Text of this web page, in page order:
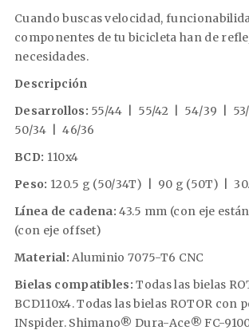
Cuando buscas velocidad,
componentes de tu bicicleta han de
necesidades.
Descripción
Desarrollos: 55/44 | 55/42 | 54/39 |
50/34 | 46/36
BCD: 110x4
Peso: 120.5 g (50/34T) | 90 g (50T) |
Línea de cadena:43.5 mm (con eje
(con eje offset)
Material:Aluminio 7075-T6 CNC
Bielas compatibles:Todas las bielas
BCD110x4. Todas las bielas ROTOR con
INspider. Shimano® Dura-Ace® FC-